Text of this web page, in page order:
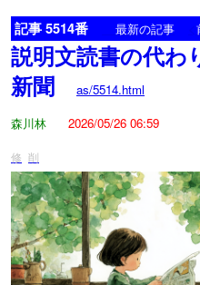
記事 5514番 最新の記事
説明文読書の代わ
新聞
as/5514.html
森川林
2026/05/26 06:59
修 削